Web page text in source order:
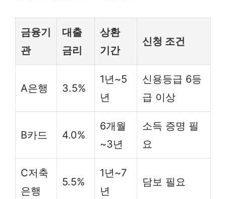
금융기
관
대출
금리
상환
기간
신청 조건
A은행 3.5%
1년~5
년
신용등급 6등
급 이상
B카드 4.0%
6개월
~3년
소득 증명 필
요
C저축
은행
5.5%
1년~7
년
담보 필요